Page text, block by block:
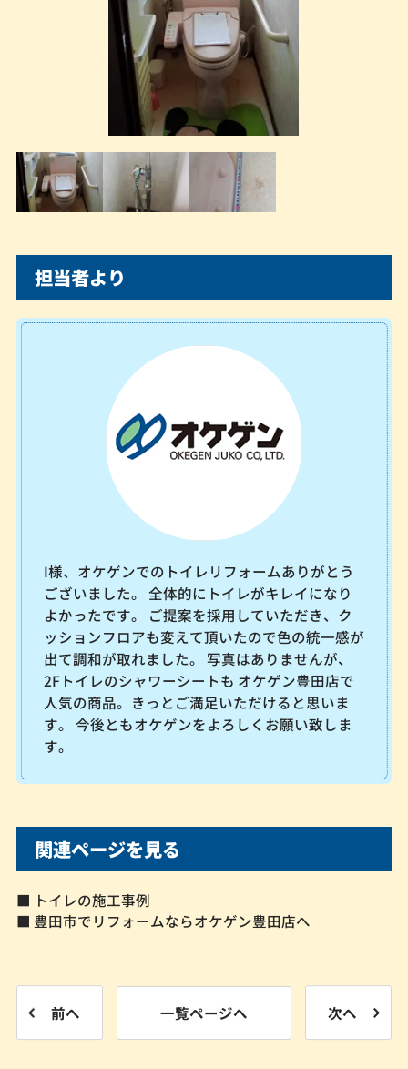
担当者より
I様、オケゲンでのトイレリフォームありがとう
ございました。 全体的にトイレがキレイになり
よかったです。 ご提案を採用していただき、ク
ッションフロアも変えて頂いたので色の統一感が
出て調和が取れました。 写真はありませんが、
2Fトイレのシャワーシートも オケゲン豊田店で
人気の商品。きっとご満足いただけると思いま
す。 今後ともオケゲンをよろしくお願い致しま
す。
関連ページを見る
■ トイレの施工事例
■ 豊田市でリフォームならオケゲン豊田店へ
前へ 一覧ページへ 次へ